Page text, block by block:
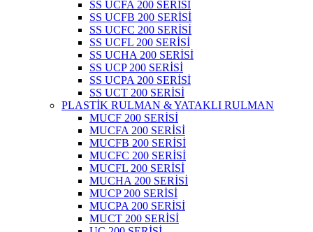
SS UCFA 200 SERİSİ
SS UCFB 200 SERİSİ
SS UCFC 200 SERİSİ
SS UCFL 200 SERİSİ
SS UCHA 200 SERİSİ
SS UCP 200 SERİSİ
SS UCPA 200 SERİSİ
SS UCT 200 SERİSİ
PLASTİK RULMAN & YATAKLI RULMAN
MUCF 200 SERİSİ
MUCFA 200 SERİSİ
MUCFB 200 SERİSİ
MUCFC 200 SERİSİ
MUCFL 200 SERİSİ
MUCHA 200 SERİSİ
MUCP 200 SERİSİ
MUCPA 200 SERİSİ
MUCT 200 SERİSİ